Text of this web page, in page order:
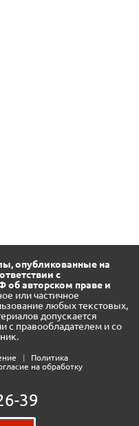
опубликованные на
с
об авторском праве и
или частичное
любых текстовых,
допускается
с правообладателем и со
|
Политика
на обработку
39